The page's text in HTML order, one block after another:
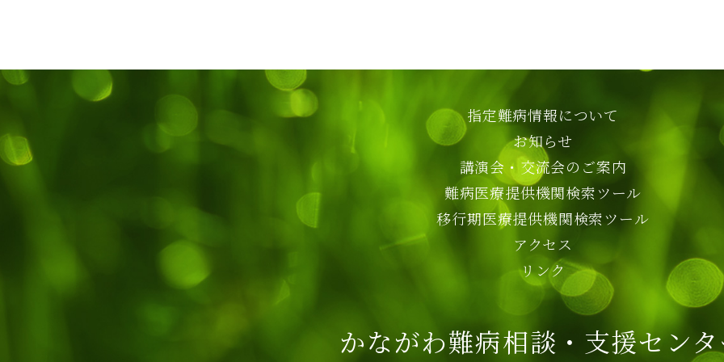
指定難病情報について
お知らせ
講演会・交流会のご案内
難病医療提供機関検索ツール
移行期医療提供機関検索ツール
アクセス
リンク
かながわ難病相談・支援セン